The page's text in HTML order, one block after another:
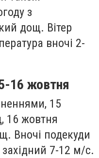
з
дощ. Вітер
вночі 2-
16 жовтня
15
16 жовтня
Вночі подекуди
7-12 м/с.